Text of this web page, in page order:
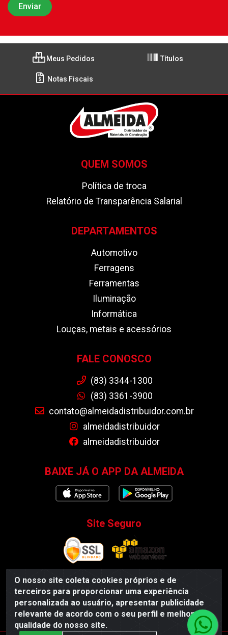
O nosso site coleta cookies próprios e de
terceiros para proporcionar uma experiência
personalizada ao usuário, apresentar publicidade
relevante de acordo com o seu perfil e melhorar a
qualidade do nosso site.
Meus Pedidos Títulos
Notas Fiscais
QUEM SOMOS
Política de troca
Relatório de Transparência Salarial
DEPARTAMENTOS
Automotivo
Ferragens
Ferramentas
Iluminação
Informática
Louças, metais e acessórios
FALE CONOSCO
(83) 3344-1300
(83) 3361-3900
contato@almeidadistribuidor.com.br
almeidadistribuidor
almeidadistribuidor
BAIXE JÁ O APP DA ALMEIDA
Site Seguro
Almeida Distribuidor - Rodovia BR 104, S/N, Centro -
Esperança/PB - CEP 58135-000 - CNPJ 35.419.548/0001-55